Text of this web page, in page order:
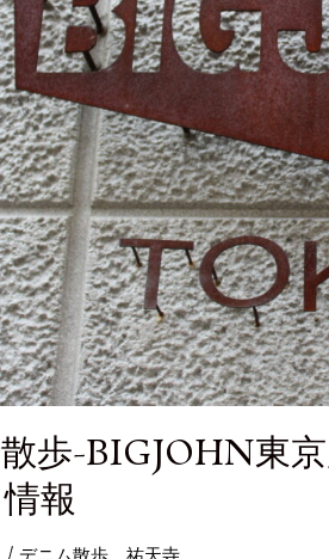
歩-BIGJOHN東
報